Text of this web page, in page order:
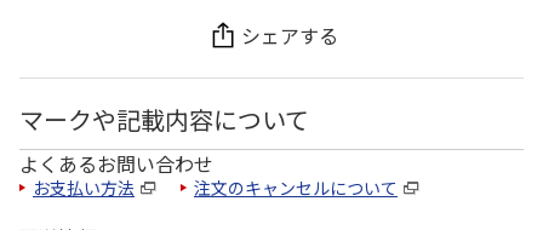
シェアする
マークや記載内容について
よくあるお問い合わせ
お支払い方法 注文のキャンセルについて